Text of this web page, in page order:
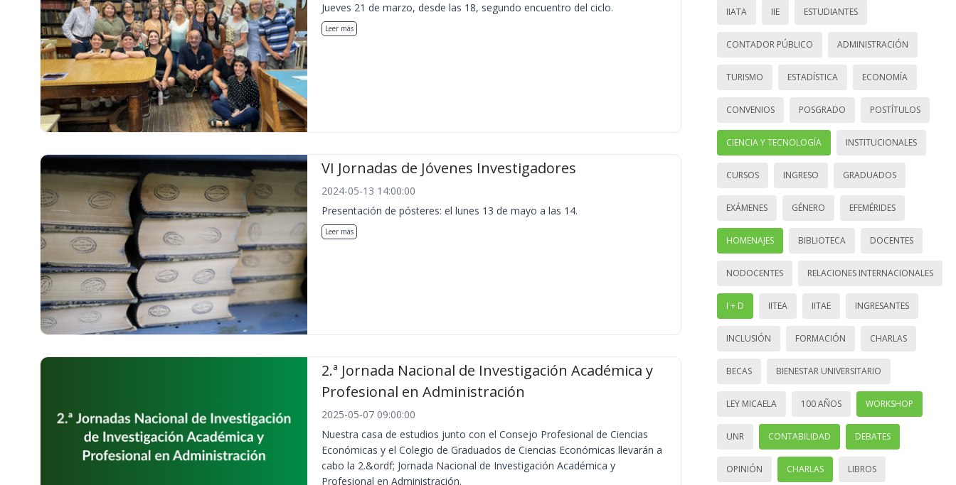
Jueves 21 de marzo, desde las 18, segundo encuentro del ciclo.
Leer más
VI Jornadas de Jóvenes Investigadores
2024-05-13 14:00:00
Presentación de pósteres: el lunes 13 de mayo a las 14.
Leer más
2.ª Jornada Nacional de Investigación Académica y
Profesional en Administración
2025-05-07 09:00:00
Nuestra casa de estudios junto con el Consejo Profesional de Ciencias
Económicas y el Colegio de Graduados de Ciencias Económicas llevarán a
cabo la 2.&ordf; Jornada Nacional de Investigación Académica y
Profesional en Administración.
IIATA IIE ESTUDIANTES
CONTADOR PÚBLICO ADMINISTRACIÓN
TURISMO ESTADÍSTICA ECONOMÍA
CONVENIOS POSGRADO POSTÍTULOS
CIENCIA Y TECNOLOGÍA INSTITUCIONALES
CURSOS INGRESO GRADUADOS
EXÁMENES GÉNERO EFEMÉRIDES
HOMENAJES BIBLIOTECA DOCENTES
NODOCENTES RELACIONES INTERNACIONALES
I + D IITEA IITAE INGRESANTES
INCLUSIÓN FORMACIÓN CHARLAS
BECAS BIENESTAR UNIVERSITARIO
LEY MICAELA 100 AÑOS WORKSHOP
UNR CONTABILIDAD DEBATES
OPINIÓN CHARLAS LIBROS